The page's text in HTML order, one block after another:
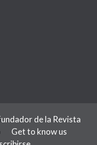
de la Revista
Get to know us